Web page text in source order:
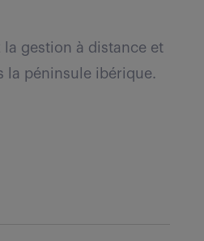
gestion à distance et
la péninsule ibérique.